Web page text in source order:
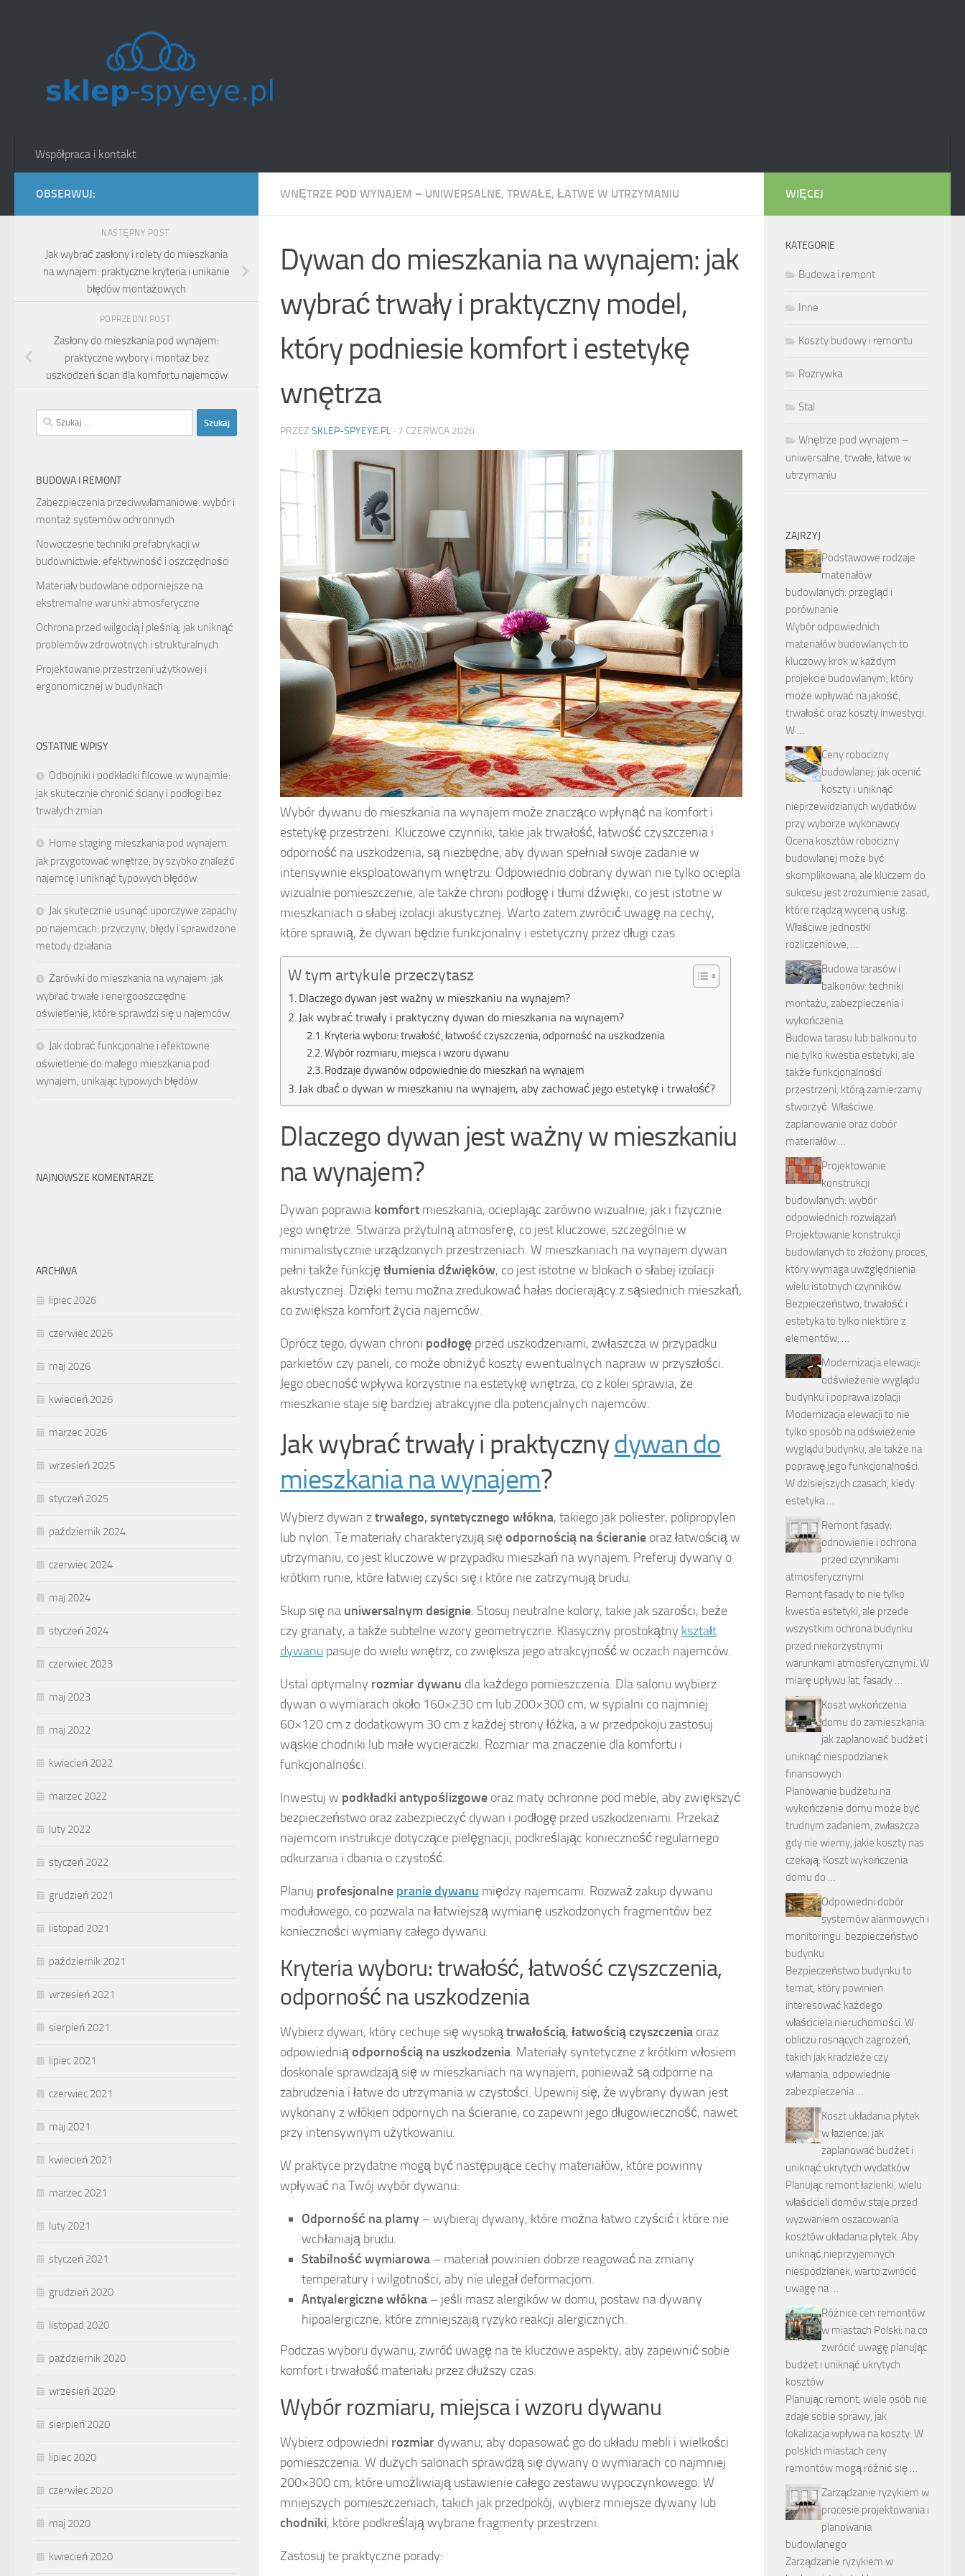
Współpraca i kontakt
WNĘTRZE POD WYNAJEM – UNIWERSALNE, TRWAŁE, ŁATWE W UTRZYMANIU
Dywan do mieszkania na wynajem: jak
wybrać trwały i praktyczny model,
który podniesie komfort i estetykę
wnętrza
PRZEZ SKLEP-SPYEYE.PL · 7 CZERWCA 2026
Wybór dywanu do mieszkania na wynajem może znacząco wpłynąć na komfort i
estetykę przestrzeni. Kluczowe czynniki, takie jak trwałość, łatwość czyszczenia i
odporność na uszkodzenia, są niezbędne, aby dywan spełniał swoje zadanie w
intensywnie eksploatowanym wnętrzu. Odpowiednio dobrany dywan nie tylko ociepla
wizualnie pomieszczenie, ale także chroni podłogę i tłumi dźwięki, co jest istotne w
mieszkaniach o słabej izolacji akustycznej. Warto zatem zwrócić uwagę na cechy,
które sprawią, że dywan będzie funkcjonalny i estetyczny przez długi czas.
W tym artykule przeczytasz
Dlaczego dywan jest ważny w mieszkaniu na wynajem?
Jak wybrać trwały i praktyczny dywan do mieszkania na wynajem?
Kryteria wyboru: trwałość, łatwość czyszczenia, odporność na uszkodzenia
Wybór rozmiaru, miejsca i wzoru dywanu
Rodzaje dywanów odpowiednie do mieszkań na wynajem
Jak dbać o dywan w mieszkaniu na wynajem, aby zachować jego estetykę i trwałość?
Dlaczego dywan jest ważny w mieszkaniu
na wynajem?
Dywan poprawia komfort mieszkania, ocieplając zarówno wizualnie, jak i fizycznie
jego wnętrze. Stwarza przytulną atmosferę, co jest kluczowe, szczególnie w
minimalistycznie urządzonych przestrzeniach. W mieszkaniach na wynajem dywan
pełni także funkcjętłumienia dźwięków, co jest istotne w blokach o słabej izolacji
akustycznej. Dzięki temu można zredukować hałas docierający z sąsiednich mieszkań,
co zwiększa komfort życia najemców.
Oprócz tego, dywan chroni podłogę przed uszkodzeniami, zwłaszcza w przypadku
parkietów czy paneli, co może obniżyć koszty ewentualnych napraw w przyszłości.
Jego obecność wpływa korzystnie na estetykę wnętrza, co z kolei sprawia, że
mieszkanie staje się bardziej atrakcyjne dla potencjalnych najemców.
Jak wybrać trwały i praktycznydywan do
mieszkania na wynajem?
Wybierz dywan ztrwałego, syntetycznego włókna, takiego jak poliester, polipropylen
lub nylon. Te materiały charakteryzują sięodpornością na ścieranie oraz łatwością w
utrzymaniu, co jest kluczowe w przypadku mieszkań na wynajem. Preferuj dywany o
krótkim runie, które łatwiej czyści się i które nie zatrzymują brudu.
Skup się na uniwersalnym designie. Stosuj neutralne kolory, takie jak szarości, beże
czy granaty, a także subtelne wzory geometryczne. Klasyczny prostokątny kształt
dywanu pasuje do wielu wnętrz, co zwiększa jego atrakcyjność w oczach najemców.
Ustal optymalny rozmiar dywanu dla każdego pomieszczenia. Dla salonu wybierz
dywan o wymiarach około 160×230 cm lub 200×300 cm, w sypialni co najmniej
60×120 cm z dodatkowym 30 cm z każdej strony łóżka, a w przedpokoju zastosuj
wąskie chodniki lub małe wycieraczki. Rozmiar ma znaczenie dla komfortu i
funkcjonalności.
Inwestuj w podkładki antypoślizgowe oraz maty ochronne pod meble, aby zwiększyć
bezpieczeństwo oraz zabezpieczyć dywan i podłogę przed uszkodzeniami. Przekaż
najemcom instrukcje dotyczące pielęgnacji, podkreślając konieczność regularnego
odkurzania i dbania o czystość.
Planuj profesjonalne pranie dywanu między najemcami. Rozważ zakup dywanu
modułowego, co pozwala na łatwiejszą wymianę uszkodzonych fragmentów bez
konieczności wymiany całego dywanu.
Kryteria wyboru: trwałość, łatwość czyszczenia,
odporność na uszkodzenia
Wybierz dywan, który cechuje się wysokątrwałością, łatwością czyszczenia oraz
odpowiedniąodpornością na uszkodzenia. Materiały syntetyczne z krótkim włosiem
doskonale sprawdzają się w mieszkaniach na wynajem, ponieważ są odporne na
zabrudzenia i łatwe do utrzymania w czystości. Upewnij się, że wybrany dywan jest
wykonany z włókien odpornych na ścieranie, co zapewni jego długowieczność, nawet
przy intensywnym użytkowaniu.
W praktyce przydatne mogą być następujące cechy materiałów, które powinny
wpływać na Twój wybór dywanu:
Odporność na plamy – wybieraj dywany, które można łatwo czyścić i które nie
wchłaniają brudu.
Stabilność wymiarowa – materiał powinien dobrze reagować na zmiany
temperatury i wilgotności, aby nie ulegał deformacjom.
Antyalergiczne włókna – jeśli masz alergików w domu, postaw na dywany
hipoalergiczne, które zmniejszają ryzyko reakcji alergicznych.
Podczas wyboru dywanu, zwróć uwagę na te kluczowe aspekty, aby zapewnić sobie
komfort i trwałość materiału przez dłuższy czas.
Wybór rozmiaru, miejsca i wzoru dywanu
Wybierz odpowiedni rozmiar dywanu, aby dopasować go do układu mebli i wielkości
pomieszczenia. W dużych salonach sprawdzą się dywany o wymiarach co najmniej
200×300 cm, które umożliwiają ustawienie całego zestawu wypoczynkowego. W
mniejszych pomieszczeniach, takich jak przedpokój, wybierz mniejsze dywany lub
chodniki, które podkreślają wybrane fragmenty przestrzeni.
Zastosuj te praktyczne porady:
OBSERWUJ:
NASTĘPNY POST
Jak wybrać zasłony i rolety do mieszkania
na wynajem: praktyczne kryteria i unikanie
błędów montażowych
POPRZEDNI POST
Zasłony do mieszkania pod wynajem:
praktyczne wybory i montaż bez
uszkodzeń ścian dla komfortu najemców
Szukaj:
BUDOWA I REMONT
Zabezpieczenia przeciwwłamaniowe: wybór i
montaż systemów ochronnych
Nowoczesne techniki prefabrykacji w
budownictwie: efektywność i oszczędności
Materiały budowlane odporniejsze na
ekstremalne warunki atmosferyczne
Ochrona przed wilgocią i pleśnią: jak uniknąć
problemów zdrowotnych i strukturalnych
Projektowanie przestrzeni użytkowej i
ergonomicznej w budynkach
OSTATNIE WPISY
Odbojniki i podkładki filcowe w wynajmie:
jak skutecznie chronić ściany i podłogi bez
trwałych zmian
Home staging mieszkania pod wynajem:
jak przygotować wnętrze, by szybko znaleźć
najemcę i uniknąć typowych błędów
Jak skutecznie usunąć uporczywe zapachy
po najemcach: przyczyny, błędy i sprawdzone
metody działania
Żarówki do mieszkania na wynajem: jak
wybrać trwałe i energooszczędne
oświetlenie, które sprawdzi się u najemców
Jak dobrać funkcjonalne i efektowne
oświetlenie do małego mieszkania pod
wynajem, unikając typowych błędów
NAJNOWSZE KOMENTARZE
ARCHIWA
lipiec 2026
czerwiec 2026
maj 2026
kwiecień 2026
marzec 2026
wrzesień 2025
styczeń 2025
październik 2024
czerwiec 2024
maj 2024
styczeń 2024
czerwiec 2023
maj 2023
maj 2022
kwiecień 2022
marzec 2022
luty 2022
styczeń 2022
grudzień 2021
listopad 2021
październik 2021
wrzesień 2021
sierpień 2021
lipiec 2021
czerwiec 2021
maj 2021
kwiecień 2021
marzec 2021
luty 2021
styczeń 2021
grudzień 2020
listopad 2020
październik 2020
wrzesień 2020
sierpień 2020
lipiec 2020
czerwiec 2020
maj 2020
kwiecień 2020
WIĘCEJ
KATEGORIE
Budowa i remont
Inne
Koszty budowy i remontu
Rozrywka
Stal
Wnętrze pod wynajem –
uniwersalne, trwałe, łatwe w
utrzymaniu
ZAJRZYJ
Podstawowe rodzaje
materiałów
budowlanych: przegląd i
porównanie
Wybór odpowiednich
materiałów budowlanych to
kluczowy krok w każdym
projekcie budowlanym, który
może wpływać na jakość,
trwałość oraz koszty inwestycji.
W …
Ceny robocizny
budowlanej: jak ocenić
koszty i uniknąć
nieprzewidzianych wydatków
przy wyborze wykonawcy
Ocena kosztów robocizny
budowlanej może być
skomplikowana, ale kluczem do
sukcesu jest zrozumienie zasad,
które rządzą wyceną usług.
Właściwe jednostki
rozliczeniowe, …
Budowa tarasów i
balkonów: techniki
montażu, zabezpieczenia i
wykończenia
Budowa tarasu lub balkonu to
nie tylko kwestia estetyki, ale
także funkcjonalności
przestrzeni, którą zamierzamy
stworzyć. Właściwe
zaplanowanie oraz dobór
materiałów …
Projektowanie
konstrukcji
budowlanych: wybór
odpowiednich rozwiązań
Projektowanie konstrukcji
budowlanych to złożony proces,
który wymaga uwzględnienia
wielu istotnych czynników.
Bezpieczeństwo, trwałość i
estetyka to tylko niektóre z
elementów, …
Modernizacja elewacji:
odświeżenie wyglądu
budynku i poprawa izolacji
Modernizacja elewacji to nie
tylko sposób na odświeżenie
wyglądu budynku, ale także na
poprawę jego funkcjonalności.
W dzisiejszych czasach, kiedy
estetyka …
Remont fasady:
odnowienie i ochrona
przed czynnikami
atmosferycznymi
Remont fasady to nie tylko
kwestia estetyki, ale przede
wszystkim ochrona budynku
przed niekorzystnymi
warunkami atmosferycznymi. W
miarę upływu lat, fasady …
Koszt wykończenia
domu do zamieszkania:
jak zaplanować budżet i
uniknąć niespodzianek
finansowych
Planowanie budżetu na
wykończenie domu może być
trudnym zadaniem, zwłaszcza
gdy nie wiemy, jakie koszty nas
czekają. Koszt wykończenia
domu do …
Odpowiedni dobór
systemów alarmowych i
monitoringu: bezpieczeństwo
budynku
Bezpieczeństwo budynku to
temat, który powinien
interesować każdego
właściciela nieruchomości. W
obliczu rosnących zagrożeń,
takich jak kradzieże czy
włamania, odpowiednie
zabezpieczenia …
Koszt układania płytek
w łazience: jak
zaplanować budżet i
uniknąć ukrytych wydatków
Planując remont łazienki, wielu
właścicieli domów staje przed
wyzwaniem oszacowania
kosztów układania płytek. Aby
uniknąć nieprzyjemnych
niespodzianek, warto zwrócić
uwagę na …
Różnice cen remontów
w miastach Polski: na co
zwrócić uwagę planując
budżet i uniknąć ukrytych
kosztów
Planując remont, wiele osób nie
zdaje sobie sprawy, jak
lokalizacja wpływa na koszty. W
polskich miastach ceny
remontów mogą różnić się …
Zarządzanie ryzykiem w
procesie projektowania i
planowania
budowlanego
Zarządzanie ryzykiem w